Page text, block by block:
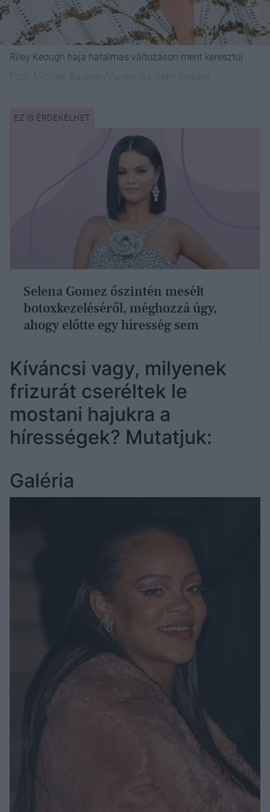
Riley Keough haja hatalmas változáson ment keresztül
Selena Gomez őszintén mesélt
botoxkezeléséről, méghozzá úgy,
ahogy előtte egy híresség sem
Kíváncsi vagy, milyenek
frizurát cseréltek le
mostani hajukra a
hírességek? Mutatjuk:
Galéria